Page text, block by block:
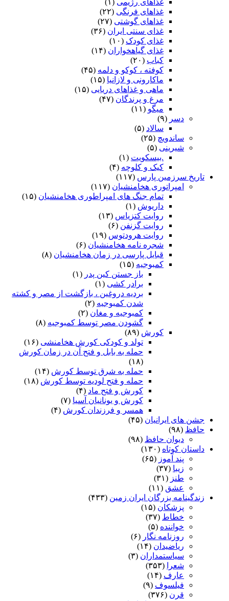
غذاهای فرنگی (۲۲)
غذاهای گوشتی (۲۷)
غذای سنتی ایران (۳۶)
غذای کودک (۱۰)
غذای گیاهخواران (۱۴)
کباب (۲۰)
کوفته ، کوکو و دلمه (۴۵)
ماکارونی و لازانیا (۱۵)
ماهی و غذاهای دریایی (۱۵)
مرغ و پرندگان (۴۷)
میگو (۱۱)
دسر (۹)
سالاد (۵)
ساندویچ (۲۵)
شیرینی (۵)
.بیسکویت (۱)
کیک و کلوچه (۴)
تاریخ سرزمین پارس (۱۱۷)
امپراتوری هخامنشیان (۱۱۷)
تمام جنگ های امپراطوری هخامنشیان (۱۵)
داریوش (۱)
روایت کتزیاس (۱۳)
روایت گزنفن (۶)
روایت هرودتوس (۱۹)
شجره نامه هخامنشیان (۶)
قبایل پارسی در زمان هخامنشیان (۸)
کمبوجیه (۱۵)
باز جستن کین پدر (۱)
برادر کشی (۱)
بردیه دروغین ، بازگشت از مصر و کشته
شدن کمبوجیه (۲)
کمبوجیه و مغان (۲)
گشودن مصر توسط کمبوجیه (۸)
کورش (۸۹)
تولد و کودکی کورش هخامنشی (۱۶)
حمله به بابل و فتح آن در زمان کورش
(۱۸)
حمله به شرق توسط کورش (۱۴)
حمله و فتح لودیه توسط کورش (۱۸)
کورش و فتح ماد (۴)
کورش و یونانیان آسیا (۷)
همسر و فرزندان کورش (۴)
جشن های ایرانیان (۴۵)
حافظ (۹۸)
دیوان حافظ (۹۸)
داستان کوتاه (۱۳۰)
پند آموز (۶۵)
زیبا (۳۷)
طنز (۳۱)
عشق (۱۱)
زندگینامه بزرگان ایران زمین (۴۳۳)
پزشکان (۱۵)
خطاط (۳۷)
خواننده (۵)
روزنامه نگار (۶)
ریاضیدان (۱۴)
سیاستمداران (۳)
شعرا
(۳۵۳)
عارف (۱۴)
فیلسوف (۹)
قرن (۳۷۶)